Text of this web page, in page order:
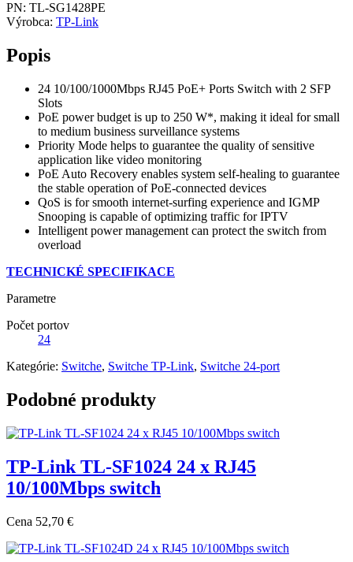
PN: TL-SG1428PE
Výrobca: TP-Link
Popis
24 10/100/1000Mbps RJ45 PoE+ Ports Switch with 2 SFP
Slots
PoE power budget is up to 250 W*, making it ideal for small
to medium business surveillance systems
Priority Mode helps to guarantee the quality of sensitive
application like video monitoring
PoE Auto Recovery enables system self-healing to guarantee
the stable operation of PoE-connected devices
QoS is for smooth internet-surfing experience and IGMP
Snooping is capable of optimizing traffic for IPTV
Intelligent power management can protect the switch from
overload
TECHNICKÉ SPECIFIKACE
Parametre
Počet portov
24
Kategórie: Switche, Switche TP-Link, Switche 24-port
Podobné produkty
TP-Link TL-SF1024 24 x RJ45
10/100Mbps switch
Cena 52,70 €